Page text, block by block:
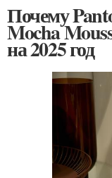
Почему
Mocha
на 2025 год